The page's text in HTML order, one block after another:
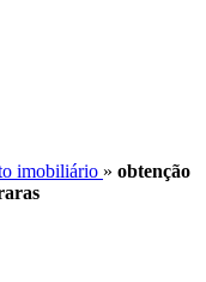
imobiliário » obtenção